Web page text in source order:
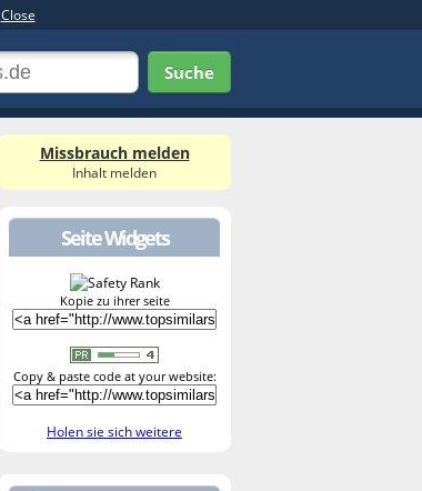
Close
Suche
Missbrauch melden
Inhalt melden
Seite Widgets
Kopie zu ihrer seite
Copy & paste code at your website:
Holen sie sich weitere